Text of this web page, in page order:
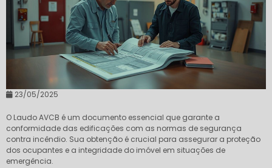
23/05/2025
O Laudo AVCB é um documento essencial que garante a
conformidade das edificações com as normas de segurança
contra incêndio. Sua obtenção é crucial para assegurar a proteção
dos ocupantes e a integridade do imóvel em situações de
emergência.